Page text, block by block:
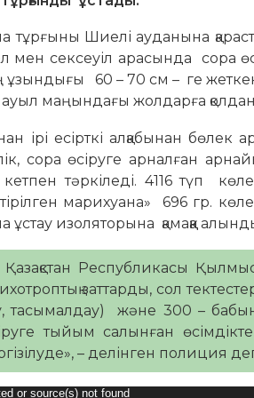
тұрғыны Шиелі ауданына
сексеуіл арасында сора
ұзындығы 60 – 70 см – ге
ауыл маңындағы жолдарға
ірі есірткі алқабынан
сора өсіруге арналған
тәркіледі. 4116 түп
марихуана» 696 гр.
ұстау изоляторына қамаққа
Республикасы
заттарды, сол
тасымалдау) және 300 –
тыйым салынған
– делінген полиция
or source(s) not found